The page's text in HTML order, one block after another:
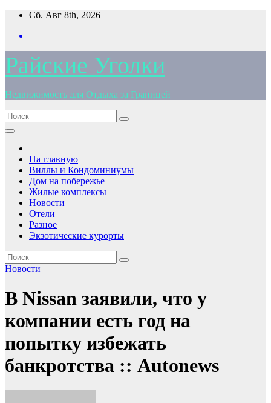
Перейти
содержимому
Сб. Авг 8th, 2026
Райские Уголки
Недвижимость для Отдыха за Границей
На главную
Виллы и Кондоминиумы
Дом на побережье
Жилые комплексы
Новости
Отели
Разное
Экзотические курорты
Новости
В Nissan заявили, что у
компании есть год на
попытку избежать
банкротства :: Autonews